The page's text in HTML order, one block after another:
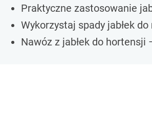
Praktyczne zastosowanie
Wykorzystaj spady jabłek
Nawóz z jabłek do hortensji